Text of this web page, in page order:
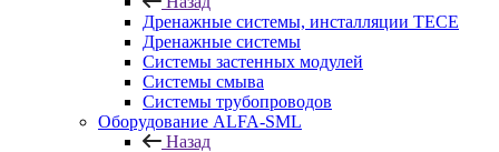
Дренажные системы, инсталляции TECE
Дренажные системы
Системы застенных модулей
Системы смыва
Системы трубопроводов
Оборудование ALFA-SML
Назад